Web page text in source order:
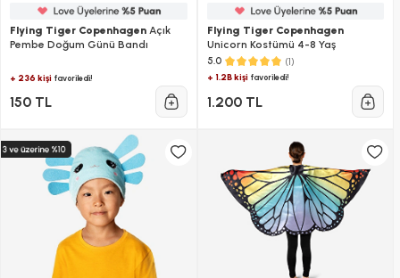
Flying Tiger Copenhagen Açık
Pembe Doğum Günü Bandı
+ 236 kişi favoriledi!
150 TL
Flying Tiger Copenhagen
Unicorn Kostümü 4-8 Yaş
5.0 (1)
+ 1.2B kişifavoriledi!
1.200 TL